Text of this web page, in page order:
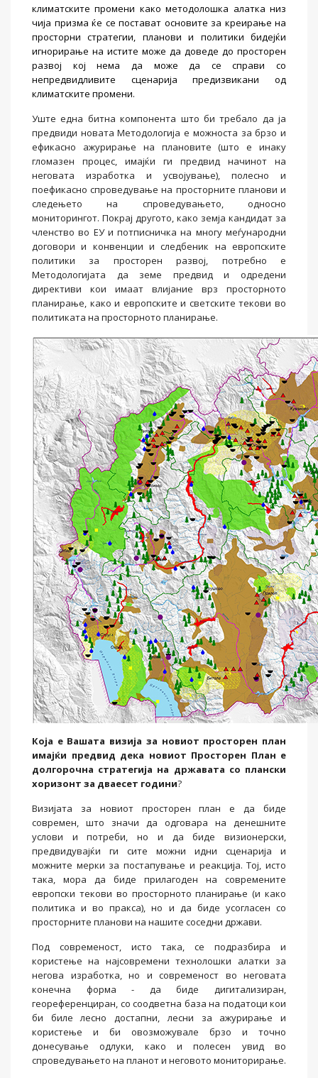
климатските промени како методолошка алатка низ
чија призма ќе се постават основите за креирање на
просторни стратегии, планови и политики бидејќи
игнорирање на истите може да доведе до просторен
развој кој нема да може да се справи со
непредвидливите сценарија предизвикани од
климатските промени.
Уште една битна компонента што би требало да ја
предвиди новата Методологија е можноста за брзо и
ефикасно ажурирање на плановите (што е инаку
гломазен процес, имајќи ги предвид начинот на
неговата изработка и усвојување), полесно и
поефикасно спроведување на просторните планови и
следењето на спроведувањето, односно
мониторингот. Покрај другото, како земја кандидат за
членство во ЕУ и потписничка на многу меѓународни
договори и конвенции и следбеник на европските
политики за просторен развој, потребно е
Методологијата да земе предвид и одредени
директиви кои имаат влијание врз просторното
планирање, како и европските и светските текови во
политиката на просторното планирање.
Која е Вашата визија за новиот просторен план
имајќи предвид дека новиот Просторен План е
долгорочна стратегија на државата со плански
хоризонт за дваесет години?
Визијата за новиот просторен план е да биде
современ, што значи да одговара на денешните
услови и потреби, но и да биде визионерски,
предвидувајќи ги сите можни идни сценарија и
можните мерки за постапување и реакција. Тој, исто
така, мора да биде прилагоден на современите
европски текови во просторното планирање (и како
политика и во пракса), но и да биде усогласен со
просторните планови на нашите соседни држави.
Под современост, исто така, се подразбира и
користење на најсовремени технолошки алатки за
негова изработка, но и современост во неговата
конечна форма - да биде дигитализиран,
геореференциран, со соодветна база на податоци кои
би биле лесно достапни, лесни за ажурирање и
користење и би овозможувале брзо и точно
донесување одлуки, како и полесен увид во
спроведувањето на планот и неговото мониторирање.